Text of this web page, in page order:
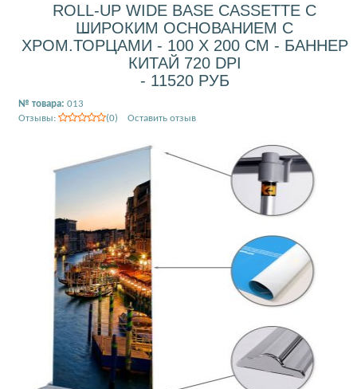
ROLL-UP WIDE BASE CASSETTE С
ШИРОКИМ ОСНОВАНИЕМ С
ХРОМ.ТОРЦАМИ - 100 X 200 СМ - БАННЕР
КИТАЙ 720 DPI
- 11520 РУБ
№ товара: 013
Отзывы:
(0) Оставить отзыв